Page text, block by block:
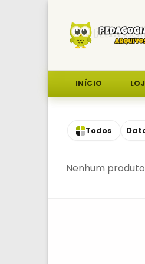
content
INÍCIO
Todos
Nenhum